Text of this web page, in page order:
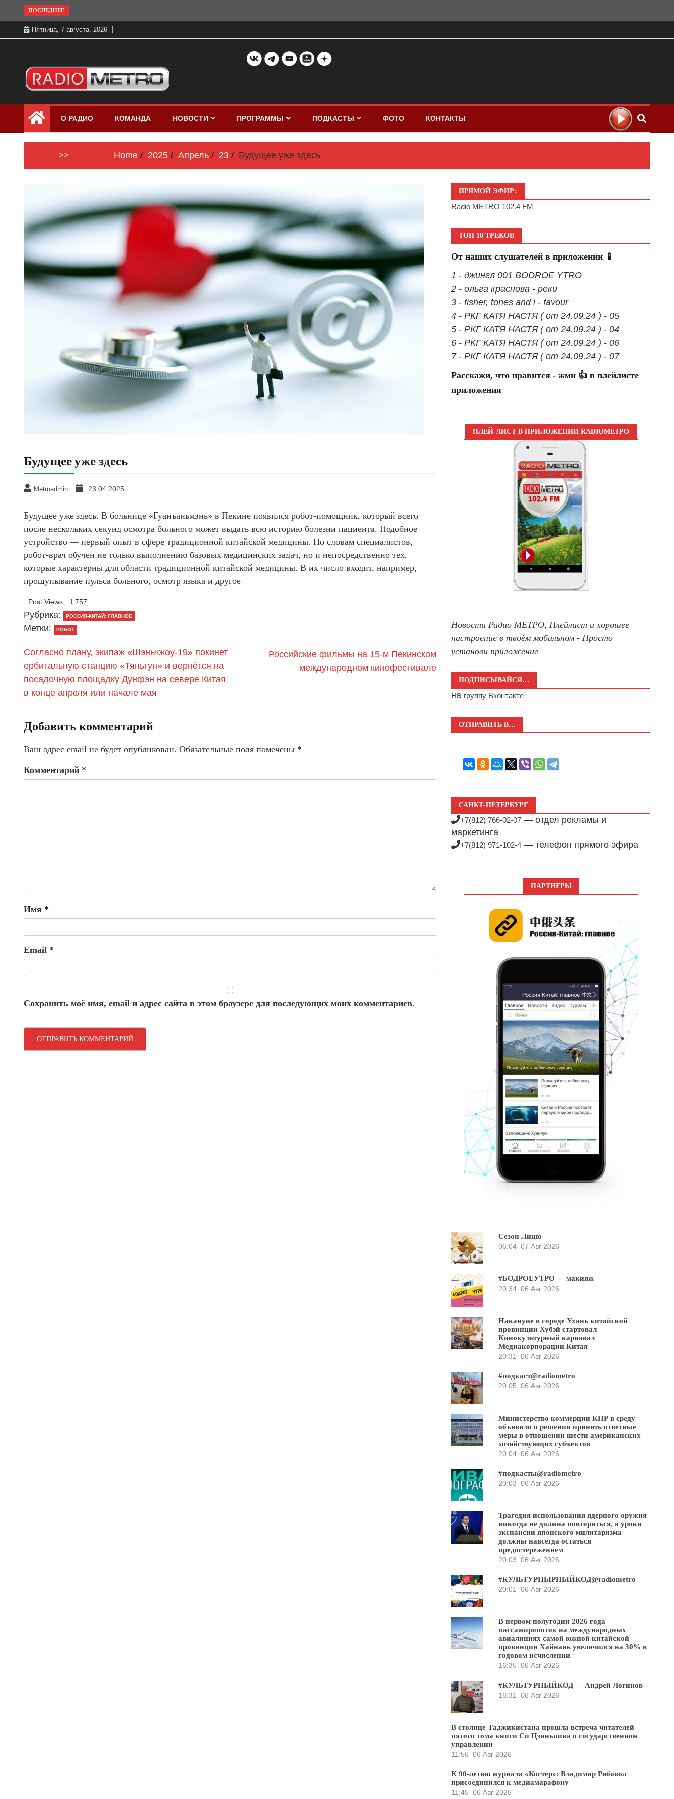
to
content
ПОСЛЕДНЕЕ
Пятница, 7 августа, 2026
Радио МЕТРО
бесплатно в хорошем качестве Санкт-
Петербург и Россия
О РАДИО КОМАНДА НОВОСТИ ПРОГРАММЫ ПОДКАСТЫ ФОТО КОНТАКТЫ
>> Home 2025 Апрель 23 Будущее уже здесь
Будущее уже здесь
Metroadmin 23.04.2025
Будущее уже здесь. В больнице «Гуанъаньмэнь» в Пекине появился робот-помощник, который всего
после нескольких секунд осмотра больного может выдать всю историю болезни пациента. Подобное
устройство — первый опыт в сфере традиционной китайской медицины. По словам специалистов,
робот-врач обучен не только выполнению базовых медицинских задач, но и непосредственно тех,
которые характерны для области традиционной китайской медицины. В их число входит, например,
прощупывание пульса больного, осмотр языка и другое
Post Views: 1 757
Рубрика: РОССИЯ-КИТАЙ: ГЛАВНОЕ
Метки: РОБОТ
Согласно плану, экипаж «Шэньчжоу-19» покинет
орбитальную станцию «Тяньгун» и вернётся на
посадочную площадку Дунфэн на севере Китая
в конце апреля или начале мая
Российские фильмы на 15-м Пекинском
международном кинофестивале
Добавить комментарий
Ваш адрес email не будет опубликован. Обязательные поля помечены *
Комментарий *
Имя *
Email *
Сохранить моё имя, email и адрес сайта в этом браузере для последующих моих комментариев.
ПРЯМОЙ ЭФИР:
Radio METRO 102.4 FM
ТОП 10 ТРЕКОВ
От наших слушателей в приложении 📱
1 - джингл 001 BODROE YTRO
2 - ольга краснова - реки
3 - fisher, tones and i - favour
4 - РКГ КАТЯ НАСТЯ ( от 24.09.24 ) - 05
5 - РКГ КАТЯ НАСТЯ ( от 24.09.24 ) - 04
6 - РКГ КАТЯ НАСТЯ ( от 24.09.24 ) - 06
7 - РКГ КАТЯ НАСТЯ ( от 24.09.24 ) - 07
Расскажи, что нравится - жми 👍 в плейлисте
приложения
ПЛЕЙ-ЛИСТ В ПРИЛОЖЕНИИ RADIOМЕТРО
Новости Радио МЕТРО, Плейлист и хорошее
настроение в твоём мобильном - Просто
установи приложение
ПОДПИСЫВАЙСЯ…
на группу Вконтакте
ОТПРАВИТЬ В…
САНКТ-ПЕТЕРБУРГ
+7(812) 766-02-07 — отдел рекламы и
маркетинга
+7(812) 971-102-4 — телефон прямого эфира
ПАРТНЕРЫ
Сезон Лицю
06:04 07 Авг 2026
#БОДРОЕУТРО — макияж
20:34 06 Авг 2026
Накануне в городе Ухань китайской
провинции Хубэй стартовал
Кинокультурный карнавал
Медиакорпорации Китая
20:31
06 Авг 2026
#подкаст@radiometro
20:05 06 Авг 2026
Министерство коммерции КНР в среду
объявило о решении принять ответные
меры в отношении шести американских
хозяйствующих субъектов
20:04 06 Авг 2026
#подкасты@radiometro
20:03 06 Авг 2026
Трагедия использования ядерного оружия
никогда не должна повториться, а уроки
экспансии японского милитаризма
должны навсегда остаться
предостережением
20:03 06 Авг 2026
#КУЛЬТУРНЫРНЫЙКОД@radiometro
20:01
06 Авг 2026
В первом полугодии 2026 года
пассажиропоток на международных
авиалиниях самой южной китайской
провинции Хайнань увеличился на 30% в
годовом исчислении
16:35 06 Авг 2026
#КУЛЬТУРНЫЙКОД — Андрей Логинов
16:31
06 Авг 2026
В столице Таджикистана прошла встреча читателей
пятого тома книги Си Цзиньпина о государственном
управлении
11:56 06 Авг 2026
К 90-летию журнала «Костер»: Владимир Рябовол
присоединился к медиамарафону
11:45 06 Авг 2026